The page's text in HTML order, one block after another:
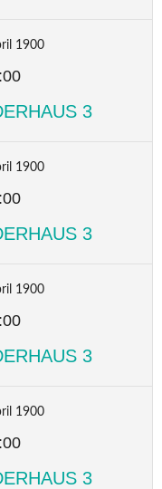
1900
3
1900
3
1900
3
1900
3